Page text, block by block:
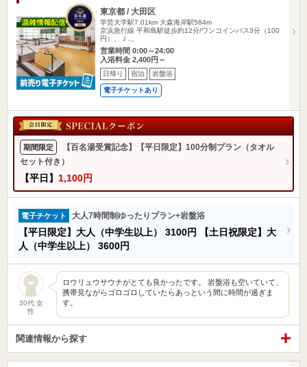
東京都 / 大田区
学芸大学駅7.01km 大森海岸駅584m
京浜急行線 平和島駅徒歩約12分/ワンコインバス3分（100
円）、Ｊ…
営業時間 0:00～24:00
入浴料金 2,400円～
日帰り 宿泊 岩盤浴
電子チケットあり
期間限定
【百名湯受賞記念】【平日限定】100分制プラン（タオル
セット付き）
【平日】 1,100円
電子チケット 大人7時間制ゆったりプラン+岩盤浴
【平日限定】大人（中学生以上） 3100円
【土日祝限定】大
人（中学生以上） 3600円
30代 女
性
ロウリュウサウナがとても良かったです。 岩盤浴も空いていて、
携帯見ながらゴロゴロしていたらあっという間に時間が過ぎま
す。
関連情報から探す